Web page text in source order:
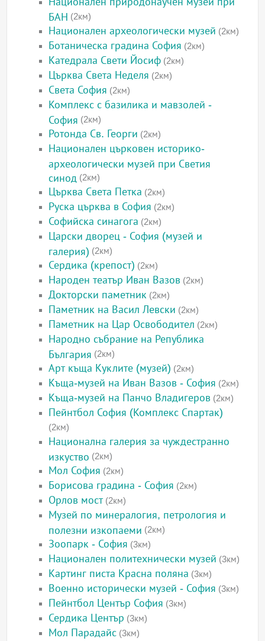
БАН (2км)
Национален археологически музей (2км)
Ботаническа градина София (2км)
Катедрала Свети Йосиф (2км)
Църква Света Неделя (2км)
Света София (2км)
Комплекс с базилика и мавзолей -
София (2км)
Ротонда Св. Георги (2км)
Национален църковен историко-
археологически музей при Светия
синод (2км)
Църква Света Петка (2км)
Руска църква в София (2км)
Софийска синагога (2км)
Царски дворец - София (музей и
галерия) (2км)
Сердика (крепост) (2км)
Народен театър Иван Вазов (2км)
Докторски паметник (2км)
Паметник на Васил Левски (2км)
Паметник на Цар Освободител (2км)
Народно събрание на Република
България (2км)
Арт къща Куклите (музей) (2км)
Къща-музей на Иван Вазов - София (2км)
Къща-музей на Панчо Владигеров (2км)
Пейнтбол София (Комплекс Спартак)
(2км)
Национална галерия за чуждестранно
изкуство (2км)
Мол София (2км)
Борисова градина - София (2км)
Орлов мост(2км)
Музей по минералогия, петрология и
полезни изкопаеми (2км)
Зоопарк - София (3км)
Национален политехнически музей (3км)
Картинг писта Красна поляна (3км)
Военно исторически музей - София (3км)
Пейнтбол Център София (3км)
Сердика Център (3км)
Мол Парадайс (3км)